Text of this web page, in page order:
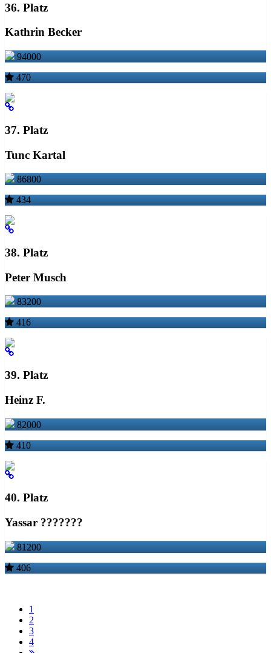
36. Platz
Kathrin Becker
94000
470
37. Platz
Tunc Kartal
86800
434
38. Platz
Peter Musch
83200
416
39. Platz
Heinz F.
82000
410
40. Platz
Yassar ???????
81200
406
1
2
3
4